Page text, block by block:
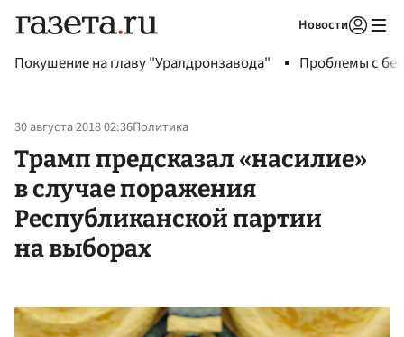
Новости
Покушение на главу "Уралдронзавода" Проблемы с
30 августа 2018 02:36Политика
Трамп предсказал «насилие»
в случае поражения
Республиканской партии
на выборах